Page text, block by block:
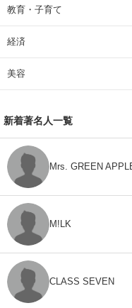
教育・子育て
経済
美容
新着著名人一覧
Mrs. GREEN
M!LK
CLASS SEVEN